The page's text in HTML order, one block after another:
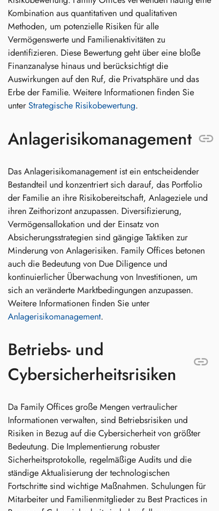
Kombination aus quantitativen und qualitativen
Methoden, um potenzielle Risiken für alle
Vermögenswerte und Familienaktivitäten zu
identifizieren. Diese Bewertung geht über eine bloße
Finanzanalyse hinaus und berücksichtigt die
Auswirkungen auf den Ruf, die Privatsphäre und das
Erbe der Familie. Weitere Informationen finden Sie
unter Strategische Risikobewertung.
Anlagerisikomanagement
Das Anlagerisikomanagement ist ein entscheidender
Bestandteil und konzentriert sich darauf, das Portfolio
der Familie an ihre Risikobereitschaft, Anlageziele und
ihren Zeithorizont anzupassen. Diversifizierung,
Vermögensallokation und der Einsatz von
Absicherungsstrategien sind gängige Taktiken zur
Minderung von Anlagerisiken. Family Offices betonen
auch die Bedeutung von Due Diligence und
kontinuierlicher Überwachung von Investitionen, um
sich an veränderte Marktbedingungen anzupassen.
Weitere Informationen finden Sie unter
Anlagerisikomanagement.
Betriebs- und
Cybersicherheitsrisiken
Da Family Offices große Mengen vertraulicher
Informationen verwalten, sind Betriebsrisiken und
Risiken in Bezug auf die Cybersicherheit von größter
Bedeutung. Die Implementierung robuster
Sicherheitsprotokolle, regelmäßige Audits und die
ständige Aktualisierung der technologischen
Fortschritte sind wichtige Maßnahmen. Schulungen für
Mitarbeiter und Familienmitglieder zu Best Practices in